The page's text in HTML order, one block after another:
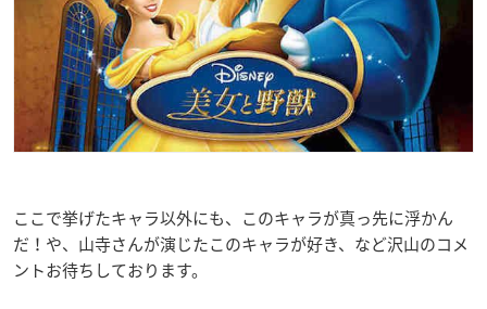
ここで挙げたキャラ以外にも、このキャラが真っ先に浮かん
だ！や、山寺さんが演じたこのキャラが好き、など沢山のコメ
ントお待ちしております。